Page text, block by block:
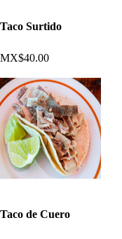
Taco Surtido
MX$40.00
Taco de Cuero